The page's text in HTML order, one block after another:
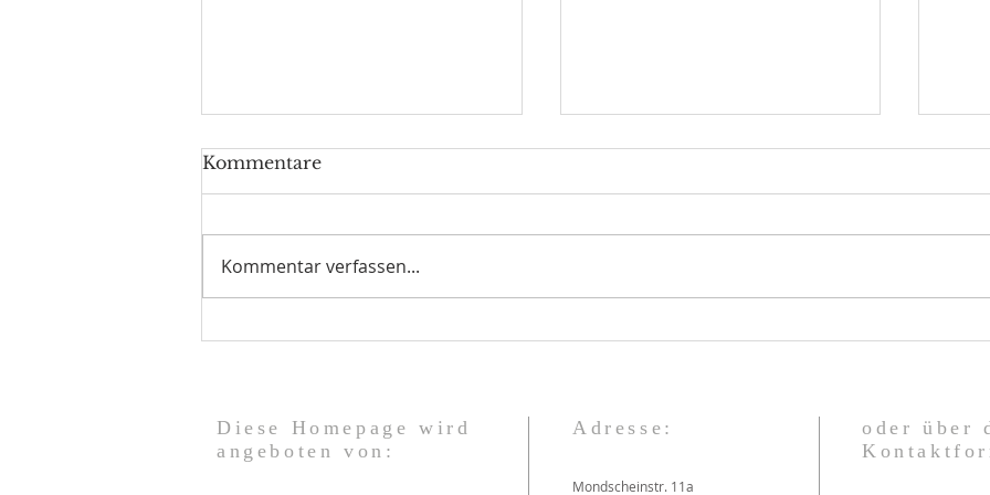
Kommentare
Kommentar verfassen...
Diese Homepage wird
angeboten von:
Adresse:
Mondscheinstr. 11a
oder über